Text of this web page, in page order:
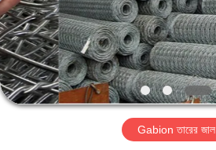
ভিডিও
ভিআর
শো
Gabion তারের জাল